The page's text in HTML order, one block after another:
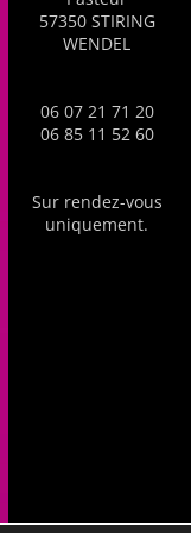
57350 STIRING
WENDEL
06 07 21 71 20
06 85 11 52 60
Sur rendez-vous
uniquement.